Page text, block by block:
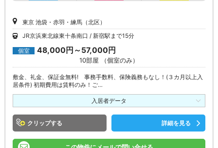
東京 池袋・赤羽・練馬（北区）
JR京浜東北線東十条南口
新宿駅まで15分
個室 48,000円～57,000円
10部屋 （個室のみ）
敷金、礼金、保証金無料! 事務手数料、保険義務もなし！(３カ月以上入
居条件) 初期費用は賃料のみ！ご…
入居者データ
クリップ 詳細を見る